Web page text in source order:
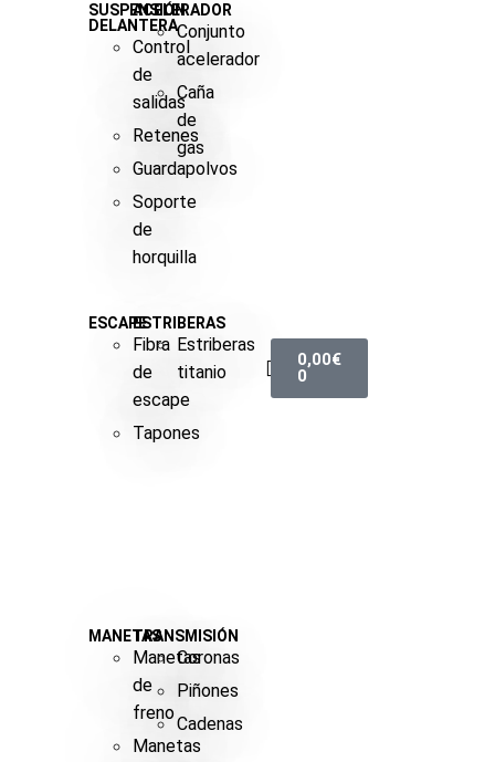
SUSPENSIÓN
DELANTERA
Control
de
salidas
Retenes
Guardapolvos
Soporte
de
horquilla
ACELERADOR
Conjunto
acelerador
Caña
de
gas
ESCAPE
Fibra
de
escape
Tapones
ESTRIBERAS
Estriberas
titanio
MANETAS
Manetas
de
freno
Manetas
TRANSMISIÓN
Coronas
Piñones
Cadenas
0,00€
0